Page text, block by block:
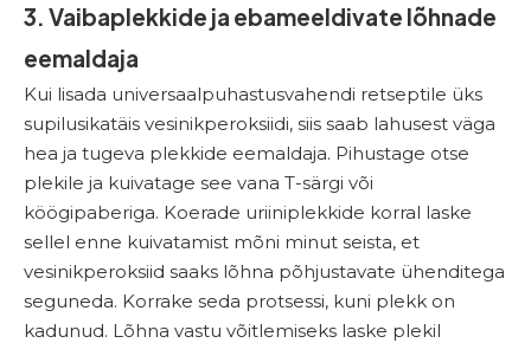
3. Vaibaplekkide ja ebameeldivate lõhnade
eemaldaja
Kui lisada universaalpuhastusvahendi retseptile üks
supilusikatäis vesinikperoksiidi, siis saab lahusest väga
hea ja tugeva plekkide eemaldaja. Pihustage otse
plekile ja kuivatage see vana T-särgi või
köögipaberiga. Koerade uriiniplekkide korral laske
sellel enne kuivatamist mõni minut seista, et
vesinikperoksiid saaks lõhna põhjustavate ühenditega
seguneda. Korrake seda protsessi, kuni plekk on
kadunud. Lõhna vastu võitlemiseks laske plekil